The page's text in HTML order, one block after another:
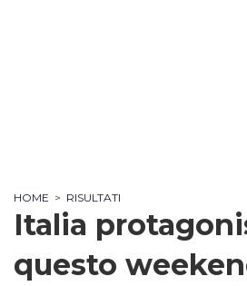
HOME > RISULTATI
Italia
questo